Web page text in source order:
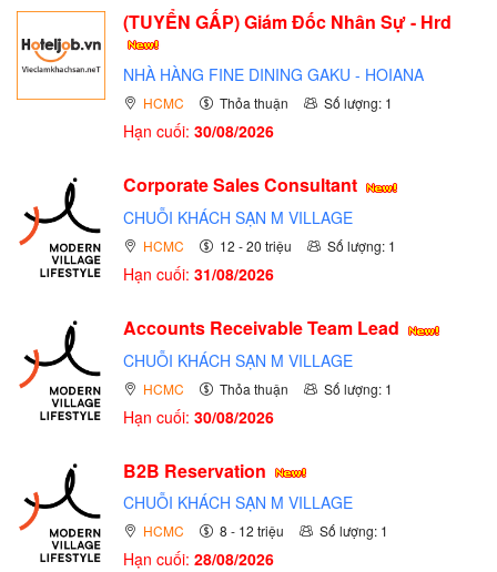
(TUYỂN GẤP)Giám Đốc Nhân Sự - Hrd
NHÀ HÀNG FINE DINING GAKU - HOIANA
HCMC Thỏa thuận Số lượng: 1
Hạn cuối: 30/08/2026
Corporate Sales Consultant
CHUỖI KHÁCH SẠN M VILLAGE
HCMC 12 - 20 triệu Số lượng: 1
Hạn cuối: 31/08/2026
Accounts Receivable Team Lead
CHUỖI KHÁCH SẠN M VILLAGE
HCMC Thỏa thuận Số lượng: 1
Hạn cuối: 30/08/2026
B2B Reservation
CHUỖI KHÁCH SẠN M VILLAGE
HCMC 8 - 12 triệu Số lượng: 1
Hạn cuối: 28/08/2026